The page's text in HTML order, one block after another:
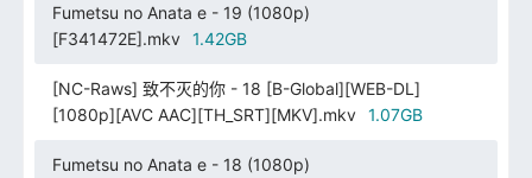
Fumetsu no Anata e - 19 (1080p)
[F341472E].mkv
1.42GB
[NC-Raws] 致不灭的你 - 18 [B-Global][WEB-DL]
[1080p][AVC AAC][TH_SRT][MKV].mkv
1.07GB
Fumetsu no Anata e - 18 (1080p)